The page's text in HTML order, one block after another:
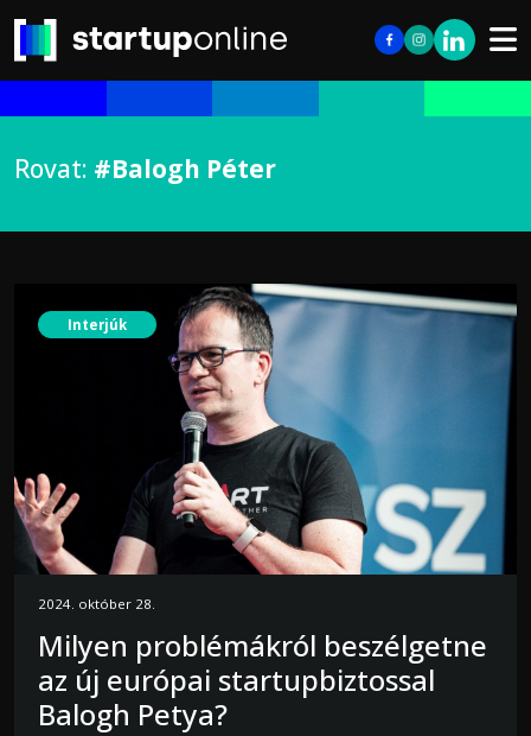
Rovat: #Balogh Péter
Interjúk
2024. október 28.
Milyen problémákról beszélgetne
az új európai startupbiztossal
Balogh Petya?